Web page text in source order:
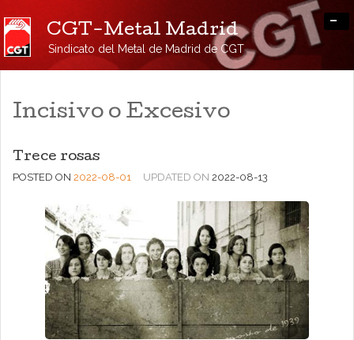
CGT-Metal Madrid
Sindicato del Metal de Madrid de CGT
-
Incisivo o Excesivo
Trece rosas
POSTED ON 2022-08-01 UPDATED ON 2022-08-13